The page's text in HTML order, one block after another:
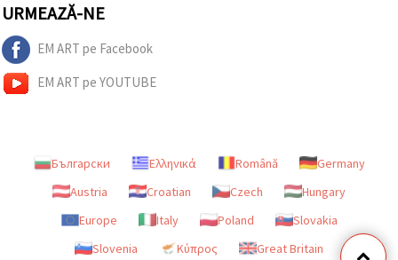
URMEAZĂ-NE
EM ART pe Facebook
EM ART pe YOUTUBE
Български Ελληνικά Română
Germany
Austria
Croatian Czech
Hungary
Europe
Italy Poland
Slovakia
Slovenia
Κύπρος Great Britain